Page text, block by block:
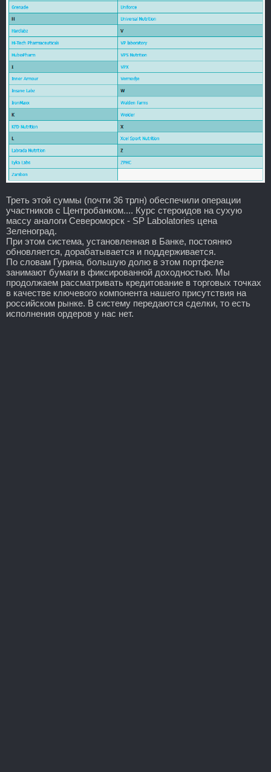
Треть этой суммы (почти 36 трлн) обеспечили операции
участников с Центробанком.... Курс стероидов на сухую
массу аналоги Североморск - SP Labolatories цена
Зеленоград.
При этом система, установленная в Банке, постоянно
обновляется, дорабатывается и поддерживается.
По словам Гурина, большую долю в этом портфеле
занимают бумаги в фиксированной доходностью. Мы
продолжаем рассматривать кредитование в торговых точках
в качестве ключевого компонента нашего присутствия на
российском рынке. В систему передаются сделки, то есть
исполнения ордеров у нас нет.